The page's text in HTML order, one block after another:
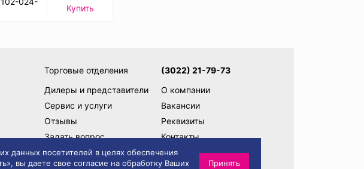
данных посетителей в целях обеспечения
вы даете свое согласие на обработку Ваших
Принять
Купить
Торговые отделения
Дилеры и представители
Сервис и услуги
Отзывы
Задать вопрос
Поставщикам
(3022) 21-79-73
О компании
Вакансии
Реквизиты
Контакты
Написать директору